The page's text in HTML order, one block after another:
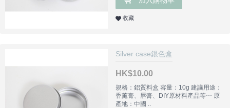
收藏
Silver case銀色盒
HK$10.00
規格：鋁質料盒 容量：10g 建議用途：
香薰膏、唇膏、DIY原材料產品等⋯ 原
產地：中國 ..